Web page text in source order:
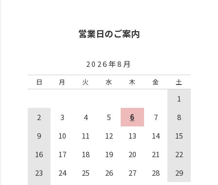
営業日のご案内
2026年8月
日 月 火 水 木 金 土
1
2
3 4 5 6 7
8
9
10 11 12 13 14
15
16
17 18 19 20 21
22
23
24 25 26 27 28
29